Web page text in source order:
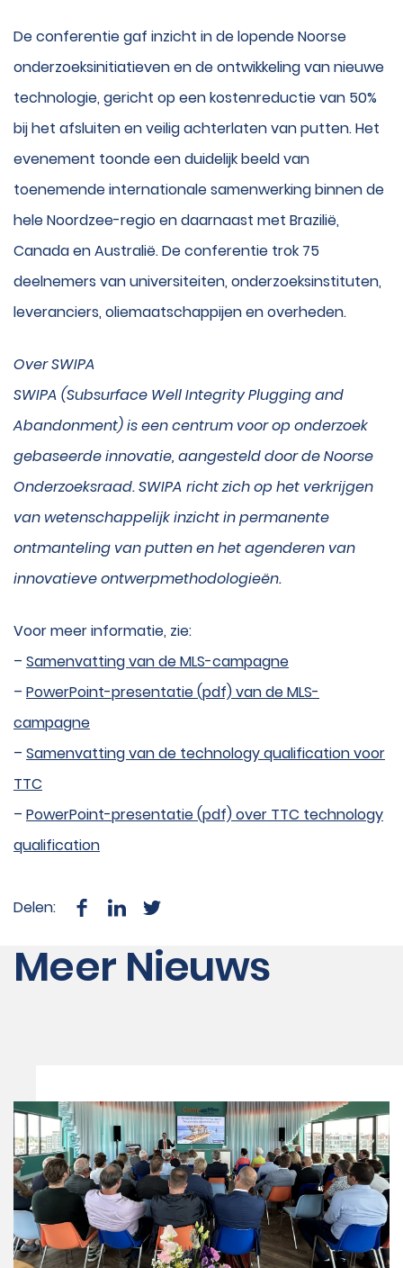
De conferentie gaf inzicht in de lopende Noorse
onderzoeksinitiatieven en de ontwikkeling van nieuwe
technologie, gericht op een kostenreductie van 50%
bij het afsluiten en veilig achterlaten van putten. Het
evenement toonde een duidelijk beeld van
toenemende internationale samenwerking binnen de
hele Noordzee-regio en daarnaast met Brazilië,
Canada en Australië. De conferentie trok 75
deelnemers van universiteiten, onderzoeksinstituten,
leveranciers, oliemaatschappijen en overheden.
Over SWIPA
SWIPA (Subsurface Well Integrity Plugging and
Abandonment) is een centrum voor op onderzoek
gebaseerde innovatie, aangesteld door de Noorse
Onderzoeksraad. SWIPA richt zich op het verkrijgen
van wetenschappelijk inzicht in permanente
ontmanteling van putten en het agenderen van
innovatieve ontwerpmethodologieën.
Voor meer informatie, zie:
– Samenvatting van de MLS-campagne
– PowerPoint-presentatie (pdf) van de MLS-
campagne
– Samenvatting van de technology qualification voor
TTC
– PowerPoint-presentatie (pdf) over TTC technology
qualification
Delen:
Meer Nieuws